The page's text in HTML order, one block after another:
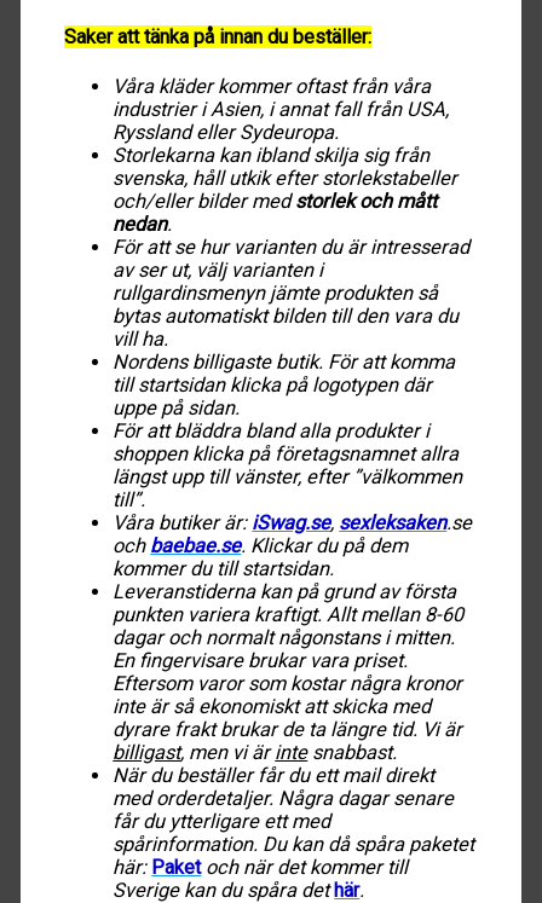
Saker att tänka på innan du beställer:
Våra kläder kommer oftast från våra
industrier i Asien, i annat fall från USA,
Ryssland eller Sydeuropa.
Storlekarna kan ibland skilja sig från
svenska, håll utkik efter storlekstabeller
och/eller bilder medstorlek och mått
nedan.
För att se hur varianten du är intresserad
av ser ut, välj varianten i
rullgardinsmenyn jämte produkten så
bytas automatiskt bilden till den vara du
vill ha.
Nordens billigaste butik. För att komma
till startsidan klicka på logotypen där
uppe på sidan.
För att bläddra bland alla produkter i
shoppen klicka på företagsnamnet allra
längst upp till vänster, efter ”välkommen
till”.
Våra butiker är: iSwag.se, sexleksaken.se
och baebae.se. Klickar du på dem
kommer du till startsidan.
Leveranstiderna kan på grund av första
punkten variera kraftigt. Allt mellan 8-60
dagar och normalt någonstans i mitten.
En fingervisare brukar vara priset.
Eftersom varor som kostar några kronor
inte är så ekonomiskt att skicka med
dyrare frakt brukar de ta längre tid. Vi är
billigast, men vi ärintesnabbast.
När du beställer får du ett mail direkt
med orderdetaljer. Några dagar senare
får du ytterligare ett med
spårinformation. Du kan då spåra paketet
här: Paket och när det kommer till
Sverige kan du spåra dethär.